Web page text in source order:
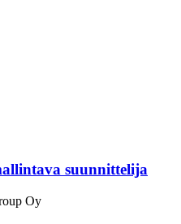
suunnittelija
Oy